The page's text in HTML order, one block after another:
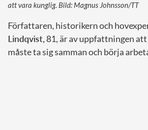
att vara kunglig. Bild: Magnus Johnsson/TT
Författaren, historikern och
Lindqvist, 81, är av uppfattningen
måste ta sig samman och börja